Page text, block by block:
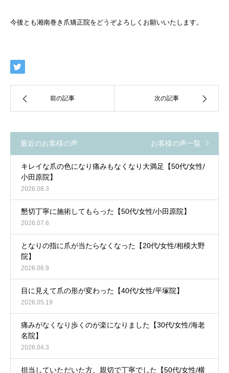
今後とも湘南巻き爪矯正院をどうぞよろしくお願いいたします。
前の記事 次の記事
最近のお客様の声 お客様の声一覧
キレイな爪の色になり痛みもなくなり大満足【50代/女性/
小田原院】
2026.08.3
懇切丁寧に施術してもらった【50代/女性/小田原院】
2026.07.6
となりの指に爪が当たらなくなった【20代/女性/相模大野
院】
2026.06.9
目に見えて爪の形が変わった【40代/女性/平塚院】
2026.05.19
痛みがなくなり歩くのが楽になりました【30代/女性/海老
名院】
2026.04.3
担当していただいた方、親切で丁寧でした【50代/女性/横